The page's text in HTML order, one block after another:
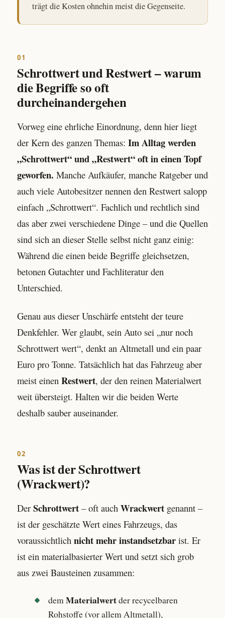
trägt die Kosten ohnehin meist die Gegenseite.
01
Schrottwert und Restwert – warum
die Begriffe so oft
durcheinandergehen
Vorweg eine ehrliche Einordnung, denn hier liegt
der Kern des ganzen Themas: Im Alltag werden
„Schrottwert“ und „Restwert“ oft in einen Topf
geworfen. Manche Aufkäufer, manche Ratgeber und
auch viele Autobesitzer nennen den Restwert salopp
einfach „Schrottwert“. Fachlich und rechtlich sind
das aber zwei verschiedene Dinge – und die Quellen
sind sich an dieser Stelle selbst nicht ganz einig:
Während die einen beide Begriffe gleichsetzen,
betonen Gutachter und Fachliteratur den
Unterschied.
Genau aus dieser Unschärfe entsteht der teure
Denkfehler. Wer glaubt, sein Auto sei „nur noch
Schrottwert wert“, denkt an Altmetall und ein paar
Euro pro Tonne. Tatsächlich hat das Fahrzeug aber
meist einen Restwert, der den reinen Materialwert
weit übersteigt. Halten wir die beiden Werte
deshalb sauber auseinander.
02
Was ist der Schrottwert
(Wrackwert)?
Der Schrottwert – oft auch Wrackwert genannt –
ist der geschätzte Wert eines Fahrzeugs, das
voraussichtlich nicht mehr instandsetzbar ist. Er
ist ein materialbasierter Wert und setzt sich grob
aus zwei Bausteinen zusammen:
demMaterialwertder recycelbaren
Rohstoffe (vor allem Altmetall),